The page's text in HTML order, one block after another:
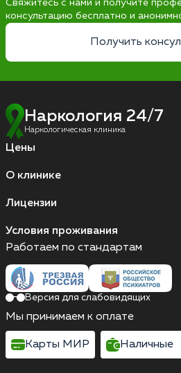
Свяжитесь с нами и получите
консультацию бесплатно и
Получить
Наркология 24/7
Наркологическая клиника
Цены
О клинике
Лицензии
Условия проживания
Работаем по стандартам
Версия для слабовидящих
Мы принимаем к оплате
Карты МИР Наличные